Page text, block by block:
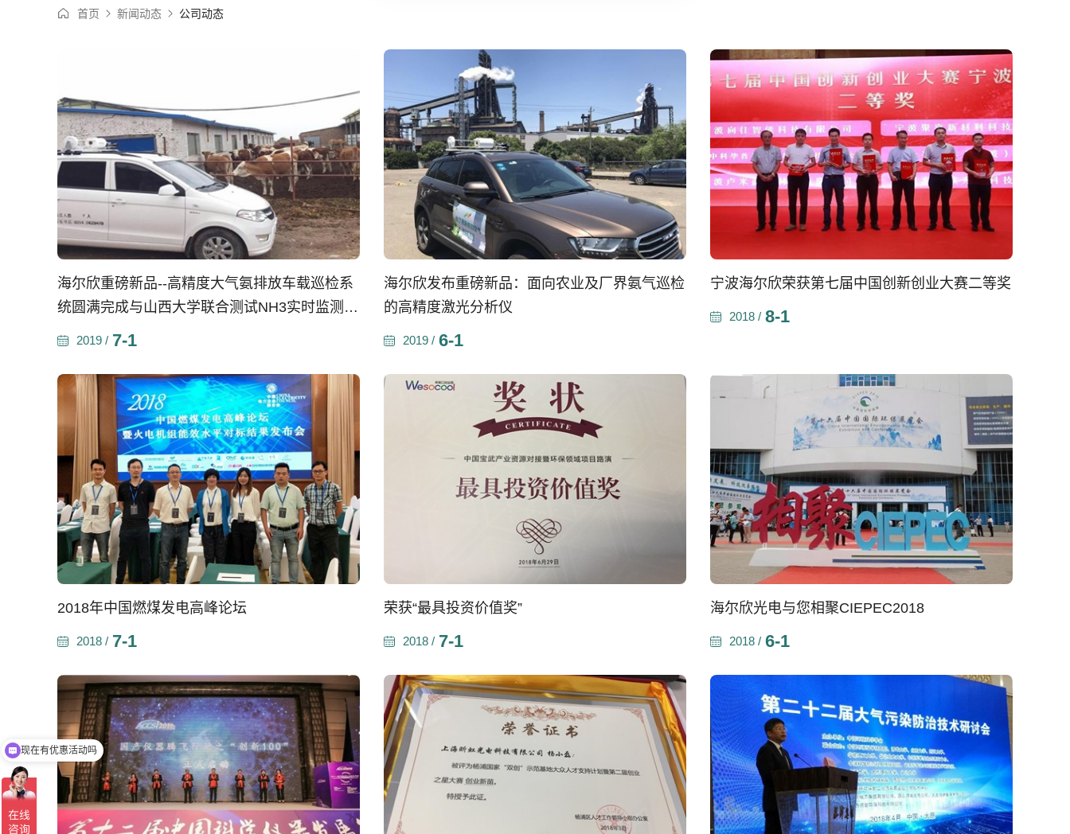
首页 新闻动态 公司动态
海尔欣重磅新品--高精度大气氨排放车载巡检系
统圆满完成与山西大学联合测试NH3实时监测任
务
2019 / 7-1
海尔欣发布重磅新品：面向农业及厂界氨气巡检
的高精度激光分析仪
2019 / 6-1
宁波海尔欣荣获第七届中国创新创业大赛二等奖
2018 / 8-1
2018年中国燃煤发电高峰论坛
2018 / 7-1
荣获“最具投资价值奖”
2018 / 7-1
海尔欣光电与您相聚CIEPEC2018
2018 / 6-1
可以介绍下你们的产品么